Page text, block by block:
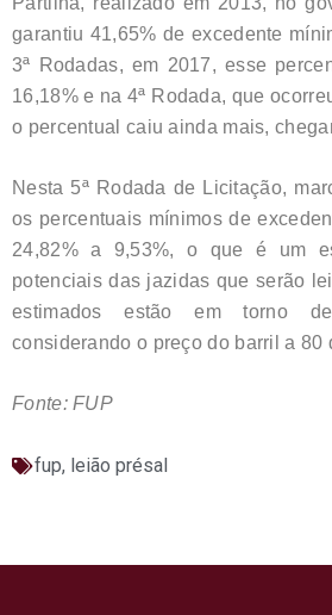
garantiu 41,65% de excedente
3ª Rodadas, em 2017, esse
16,18% e na 4ª Rodada, que
o percentual caiu ainda mais,
Nesta 5ª Rodada de Licitação,
os percentuais mínimos de
24,82% a 9,53%, o que é um
potenciais das jazidas que serão
estimados estão em torno
considerando o preço do barril a 80
Fonte: FUP
fup, leião présal